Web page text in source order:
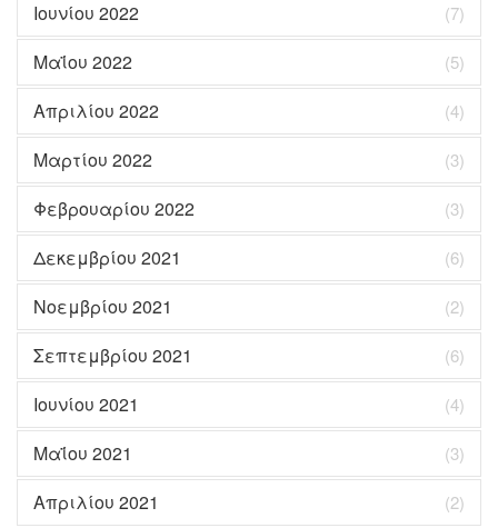
Ιουνίου 2022 (7)
Μαΐου 2022 (5)
Απριλίου 2022 (4)
Μαρτίου 2022 (3)
Φεβρουαρίου 2022 (3)
Δεκεμβρίου 2021 (6)
Νοεμβρίου 2021 (2)
Σεπτεμβρίου 2021 (6)
Ιουνίου 2021 (4)
Μαΐου 2021 (3)
Απριλίου 2021 (2)